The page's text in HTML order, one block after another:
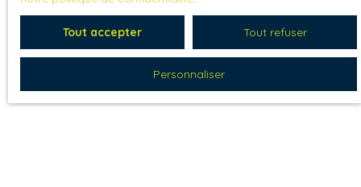
Tout accepter Tout refuser
Personnaliser